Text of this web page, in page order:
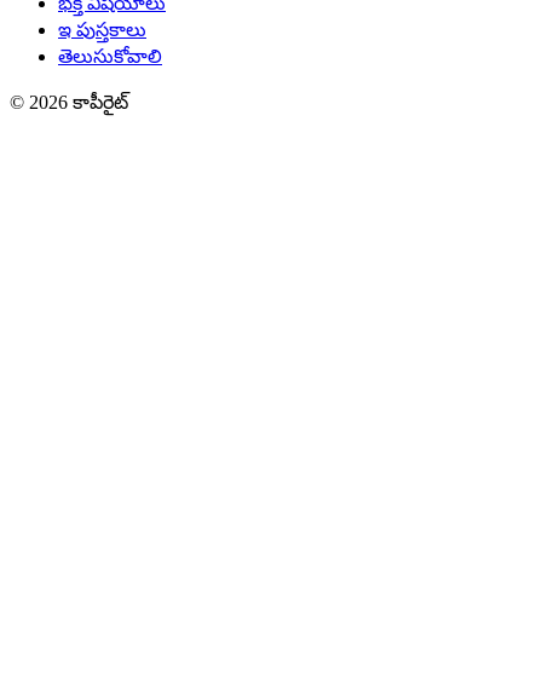
ఇ పుస్తకాలు
తెలుసుకోవాలి
© 2026 కాపీరైట్